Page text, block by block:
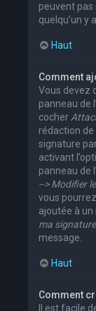
peuvent
quelqu’un y
Haut
Comment
Vous devez
panneau de
cocher
rédaction
signature
activant
panneau de
--> Modifier
vous
ajoutée à
ma signature
message.
Haut
Comment
Il est facile